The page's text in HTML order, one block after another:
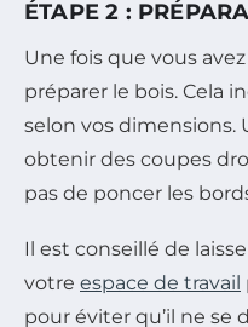
ÉTAPE 2 :
Une fois que vous
préparer le bois. Cela
selon vos dimensions.
obtenir des coupes
pas de poncer les
Il est conseillé de
votre espace de travail
pour éviter qu’il ne se